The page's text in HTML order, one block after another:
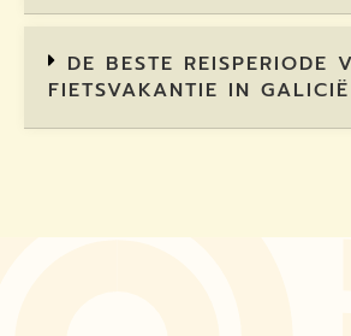
DE BESTE REISPERIODE
FIETSVAKANTIE IN GALICIË